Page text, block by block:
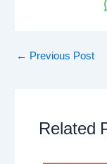
← Previous Post
Related